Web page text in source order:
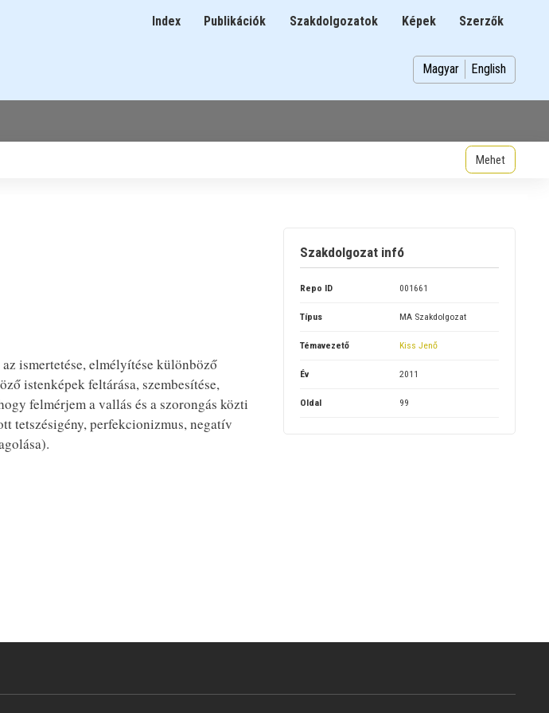
MainIndex Publikációk Szakdolgozatok Képek Szerzők
Magyar English
ismertetése, elmélyítése különböző
istenképek feltárása, szembesítése,
felmérjem a vallás és a szorongás közti
tetszésigény, perfekcionizmus, negatív
Szakdolgozat infó
Repo ID 001661
Típus MA Szakdolgozat
Témavezető Kiss Jenő
Év 2011
Oldal 99